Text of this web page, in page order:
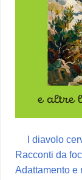
l diavolo
Racconti da
Adattamento e